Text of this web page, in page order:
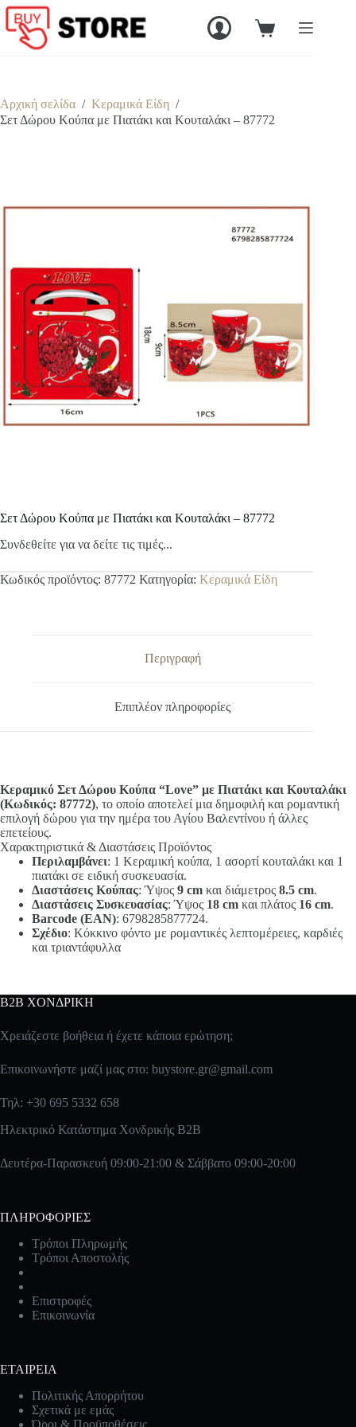
Μετάβαση
στο
περιεχόμενο
Καλάθι
Αρχική σελίδα / Κεραμικά Είδη /
Σετ Δώρου Κούπα με Πιατάκι και Κουταλάκι – 87772
Σετ Δώρου Κούπα με Πιατάκι και Κουταλάκι – 87772
Συνδεθείτε για να δείτε τις τιμές...
Κωδικός προϊόντος: 87772 Κατηγορία: Κεραμικά Είδη
Περιγραφή
Επιπλέον πληροφορίες
Κεραμικό Σετ Δώρου Κούπα “Love” με Πιατάκι και Κουταλάκι
(Κωδικός: 87772), το οποίο αποτελεί μια δημοφιλή και ρομαντική
επιλογή δώρου για την ημέρα του Αγίου Βαλεντίνου ή άλλες
επετείους.
Χαρακτηριστικά & Διαστάσεις Προϊόντος
Περιλαμβάνει: 1 Κεραμική κούπα, 1 ασορτί κουταλάκι και 1
πιατάκι σε ειδική συσκευασία.
Διαστάσεις Κούπας: Ύψος 9 cm και διάμετρος 8.5 cm.
Διαστάσεις Συσκευασίας: Ύψος 18 cm και πλάτος 16 cm.
Barcode (EAN): 6798285877724.
Σχέδιο: Κόκκινο φόντο με ρομαντικές λεπτομέρειες, καρδιές
και τριαντάφυλλα
B2B ΧΟΝΔΡΙΚΗ
Χρειάζεστε βοήθεια ή έχετε κάποια ερώτηση;
Επικοινωνήστε μαζί μας στο: buystore.gr@gmail.com
Τηλ: +30 695 5332 658
Ηλεκτρικό Κατάστημα Χονδρικής B2B
Δευτέρα-Παρασκευή 09:00-21:00 & Σάββατο 09:00-20:00
ΠΛΗΡΟΦΟΡΙΕΣ
Τρόποι Πληρωμής
Τρόποι Αποστολής
Επιστροφές
Επικοινωνία
ΕΤΑΙΡΕΙΑ
Πολιτικής Απορρήτου
Σχετικά με εμάς
Όροι & Προϋποθέσεις